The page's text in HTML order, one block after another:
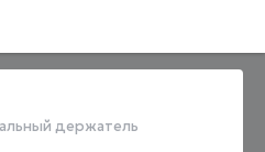
держатель